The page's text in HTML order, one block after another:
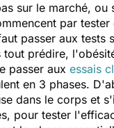
sur le marché, ou
par
passer aux
tout prédire,
passer aux essais
en 3 phases.
dans le corps et
pour tester